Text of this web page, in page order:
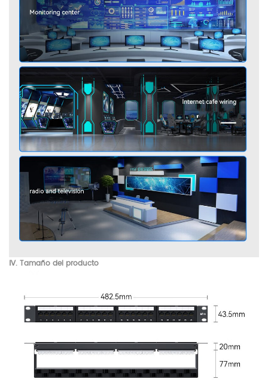
Ⅳ. Tamaño del producto